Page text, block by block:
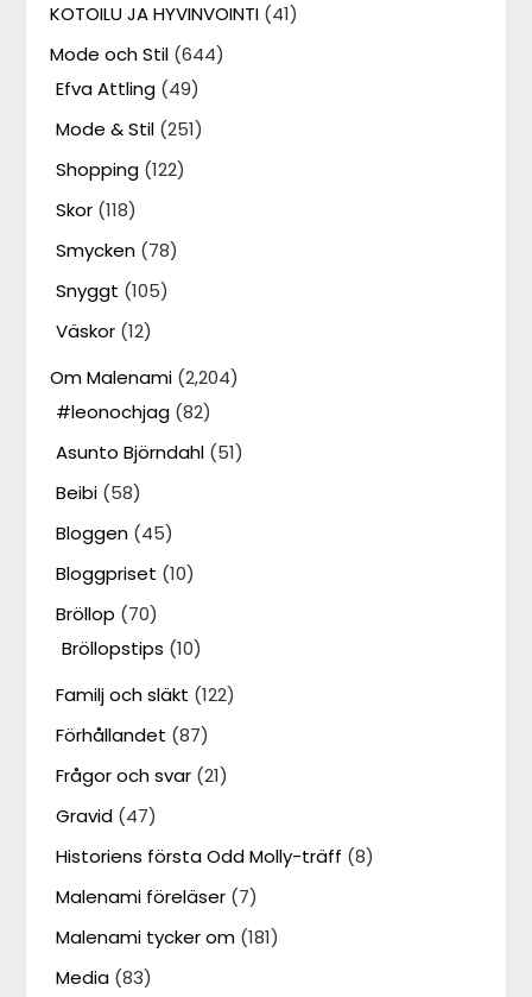
KOTOILU JA HYVINVOINTI (41)
Mode och Stil (644)
Efva Attling (49)
Mode & Stil (251)
Shopping (122)
Skor (118)
Smycken (78)
Snyggt (105)
Väskor (12)
Om Malenami (2,204)
#leonochjag (82)
Asunto Björndahl (51)
Beibi (58)
Bloggen (45)
Bloggpriset (10)
Bröllop (70)
Bröllopstips (10)
Familj och släkt (122)
Förhållandet (87)
Frågor och svar (21)
Gravid (47)
Historiens första Odd Molly-träff (8)
Malenami föreläser (7)
Malenami tycker om (181)
Media (83)